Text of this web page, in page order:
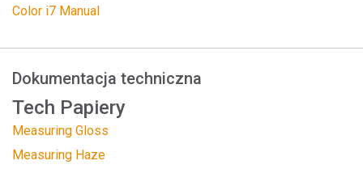
Color i7 Manual
Dokumentacja techniczna
Tech Papiery
Measuring Gloss
Measuring Haze